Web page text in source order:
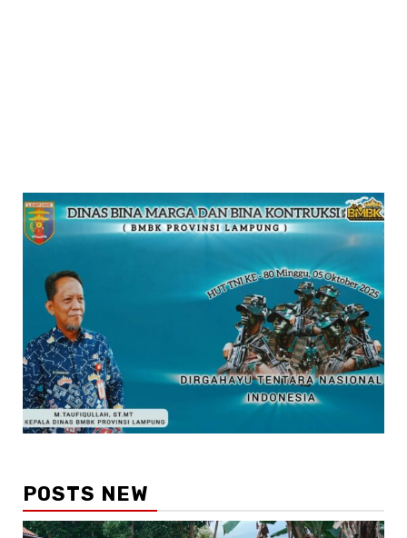
POSTS NEW